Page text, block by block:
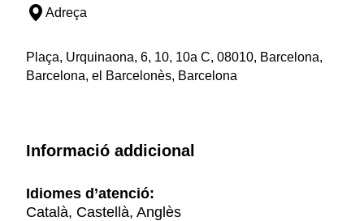
Adreça
Plaça, Urquinaona, 6, 10, 10a C, 08010, Barcelona,
Barcelona, el Barcelonès, Barcelona
Informació addicional
Idiomes d’atenció:
Català, Castellà, Anglès